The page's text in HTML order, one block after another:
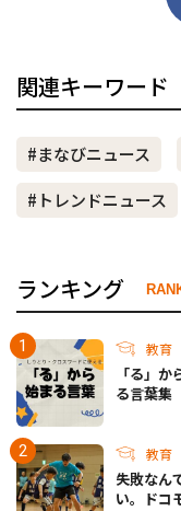
関連キーワード
#まなびニュース
#トレンドニュース
ランキング
教育
「る」
る言葉集
教育
失敗なん
い。ドコ